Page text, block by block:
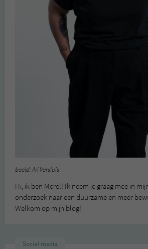
beeld: Ari Versluis
Hi, ik ben Merel! Ik neem je graag mee in
onderzoek naar een duurzame en meer
Welkom op mijn blog!
Social media